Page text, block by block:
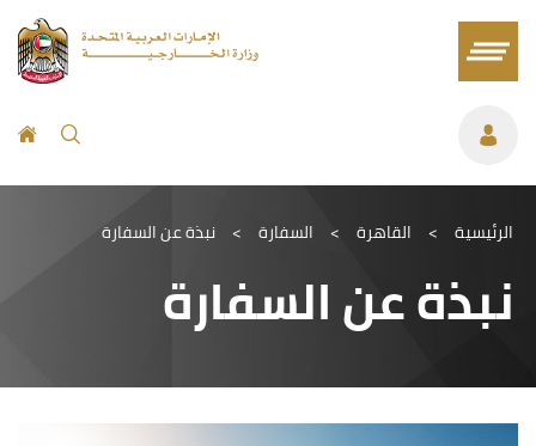
الرئيسية > القاهرة > السفارة > نبذة عن السفارة
نبذة عن السفارة